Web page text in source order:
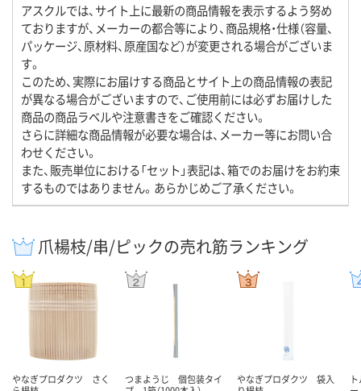
アスクルでは、サイト上に最新の商品情報を表示するよう努め
ておりますが、メーカーの都合等により、商品規格・仕様（容量、
パッケージ、原材料、原産国など）が変更される場合がございま
す。
このため、実際にお届けする商品とサイト上の商品情報の表記
が異なる場合がございますので、ご使用前には必ずお届けした
商品の商品ラベルや注意書きをご確認ください。
さらに詳細な商品情報が必要な場合は、メーカー等にお問い合
わせください。
また、販売単位における「セット」表記は、箱でのお届けをお約束
するものではありません。あらかじめご了承ください。
爪楊枝/串/ピックの売れ筋ランキング
やなぎプロダクツ さく
つまようじ 個包装タイ
やなぎプロダクツ 袋入